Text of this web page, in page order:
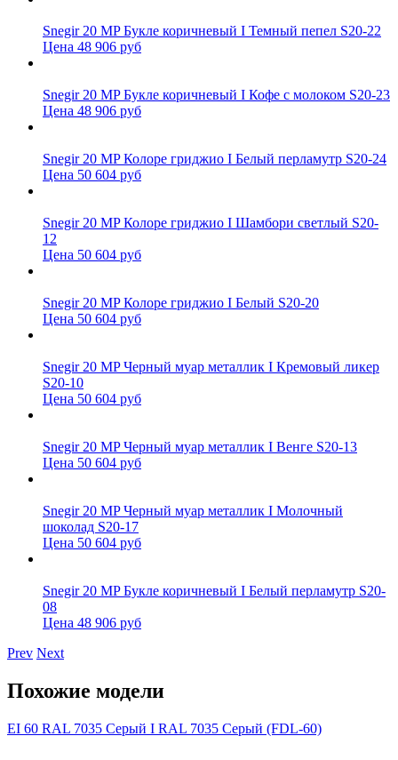
Snegir 20 MP Букле коричневый I Темный пепел S20-22
Цена 48 906 руб
Snegir 20 MP Букле коричневый I Кофе с молоком S20-23
Цена 48 906 руб
Snegir 20 MP Колоре гриджио I Белый перламутр S20-24
Цена 50 604 руб
Snegir 20 MP Колоре гриджио I Шамбори светлый S20-
12
Цена 50 604 руб
Snegir 20 MP Колоре гриджио I Белый S20-20
Цена 50 604 руб
Snegir 20 MP Черный муар металлик I Кремовый ликер
S20-10
Цена 50 604 руб
Snegir 20 MP Черный муар металлик I Венге S20-13
Цена 50 604 руб
Snegir 20 MP Черный муар металлик I Молочный
шоколад S20-17
Цена 50 604 руб
Snegir 20 MP Букле коричневый I Белый перламутр S20-
08
Цена 48 906 руб
Prev Next
Похожие модели
EI 60 RAL 7035 Серый I RAL 7035 Серый (FDL-60)